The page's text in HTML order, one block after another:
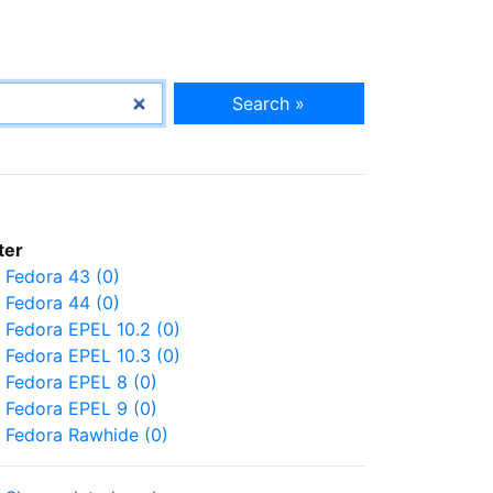
Search »
Fedora 43 (0)
Fedora 44 (0)
Fedora EPEL 10.2 (0)
Fedora EPEL 10.3 (0)
Fedora EPEL 8 (0)
Fedora EPEL 9 (0)
Fedora Rawhide (0)